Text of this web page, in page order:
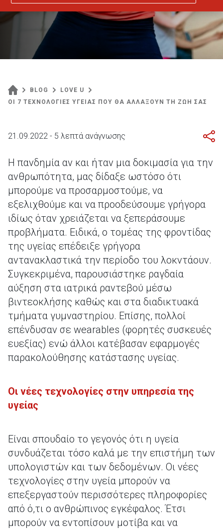
BLOG
LOVE U
ΟΙ 7 ΤΕΧΝΟΛΟΓΙΕΣ ΥΓΕΙΑΣ ΠΟΥ ΘΑ ΑΛΛΑΞΟΥΝ ΤΗ ΖΩΗ ΣΑΣ
21.09.2022 - 5 λεπτά ανάγνωσης
Η πανδημία αν και ήταν μια δοκιμασία για την
ανθρωπότητα, μας δίδαξε ωστόσο ότι
μπορούμε να προσαρμοστούμε, να
εξελιχθούμε και να προοδεύσουμε γρήγορα
ιδίως όταν χρειάζεται να ξεπεράσουμε
προβλήματα. Ειδικά, ο τομέας της φροντίδας
της υγείας επέδειξε γρήγορα
αντανακλαστικά την περίοδο του λοκντάουν.
Συγκεκριμένα, παρουσιάστηκε ραγδαία
αύξηση στα ιατρικά ραντεβού μέσω
βιντεοκλήσης καθώς και στα διαδικτυακά
τμήματα γυμναστηρίου. Επίσης, πολλοί
επένδυσαν σε wearables (φορητές συσκευές
ευεξίας) ενώ άλλοι κατέβασαν εφαρμογές
παρακολούθησης κατάστασης υγείας.
Οι νέες τεχνολογίες στην υπηρεσία της
υγείας
Είναι σπουδαίο το γεγονός ότι η υγεία
συνδυάζεται τόσο καλά με την επιστήμη των
υπολογιστών και των δεδομένων. Οι νέες
τεχνολογίες στην υγεία μπορούν να
επεξεργαστούν περισσότερες πληροφορίες
από ό,τι ο ανθρώπινος εγκέφαλος. Έτσι
μπορούν να εντοπίσουν μοτίβα και να